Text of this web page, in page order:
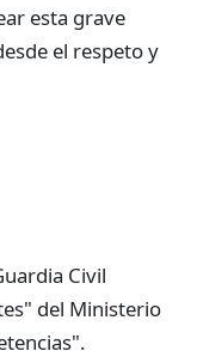
esta grave
el respeto y
Civil
del Ministerio